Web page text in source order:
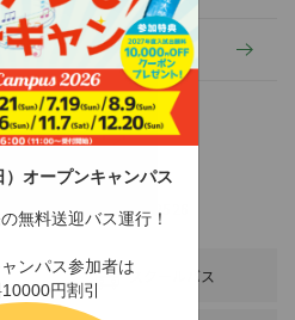
オープンキャンパス
無料送迎バス運行！
ンパス参加者は
円割引
県赤穂市新田380-3
（代）FAX：0791-46-2526
スクールバス